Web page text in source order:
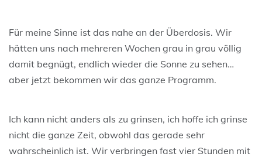
Für meine Sinne ist das nahe an der Überdosis. Wir
hätten uns nach mehreren Wochen grau in grau völlig
damit begnügt, endlich wieder die Sonne zu sehen…
aber jetzt bekommen wir das ganze Programm.
Ich kann nicht anders als zu grinsen, ich hoffe ich grinse
nicht die ganze Zeit, obwohl das gerade sehr
wahrscheinlich ist. Wir verbringen fast vier Stunden mit